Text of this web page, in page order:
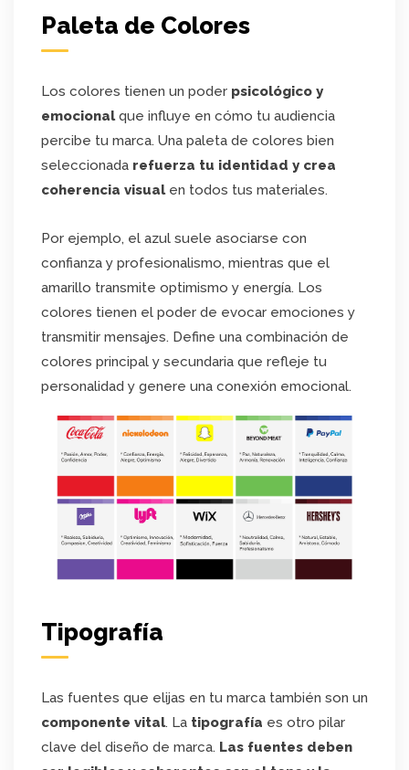
Paleta de Colores
Los colores tienen un poder psicológico y
emocionalque influye en cómo tu audiencia
percibe tu marca. Una paleta de colores bien
seleccionada refuerza tu identidad y crea
coherencia visualen todos tus materiales.
Por ejemplo, el azul suele asociarse con
confianza y profesionalismo, mientras que el
amarillo transmite optimismo y energía. Los
colores tienen el poder de evocar emociones y
transmitir mensajes. Define una combinación de
colores principal y secundaria que refleje tu
personalidad y genere una conexión emocional.
Tipografía
Las fuentes que elijas en tu marca también son un
componente vital. La tipografía es otro pilar
clave del diseño de marca. Las fuentes deben